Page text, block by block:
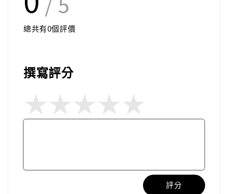
總共有0個評價
撰寫評分
評分